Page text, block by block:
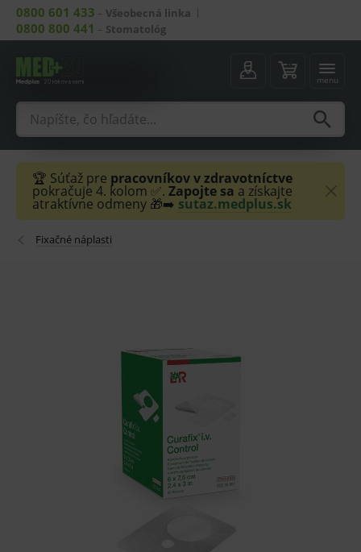
0800 601 433 – Všeobecná linka
0800 800 441 – Stomatológ
menu
🏆 Súťaž pre pracovníkov v zdravotníctve
pokračuje 4. kolom ✅. Zapojte sa a získajte
atraktívne odmeny 🎁➡️ sutaz.medplus.sk
Fixačné náplasti